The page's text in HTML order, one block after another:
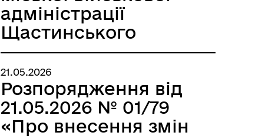
адміністрації
Щастинського
району Луганської
області від
18.05.2026 № 01/74»
21.05.2026
Розпорядження від
21.05.2026 № 01/79
«Про внесення змін